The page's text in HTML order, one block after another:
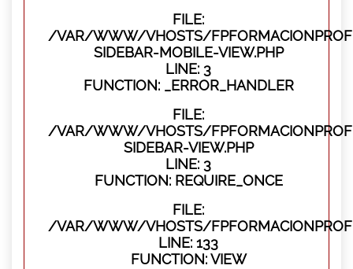
FILE:
/VAR/WWW/VHOSTS/
SIDEBAR-MOBILE-VIEW.PHP
LINE: 3
FUNCTION: _ERROR_HANDLER
FILE:
/VAR/WWW/VHOSTS/
SIDEBAR-VIEW.PHP
LINE: 3
FUNCTION: REQUIRE_ONCE
FILE:
/VAR/WWW/VHOSTS/
LINE: 133
FUNCTION: VIEW